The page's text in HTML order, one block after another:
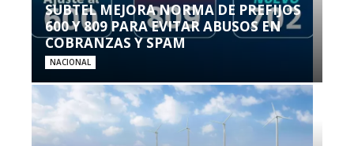
SUBTEL MEJORA NORMA DE PREFIJOS
600 Y 809 PARA EVITAR ABUSOS EN
COBRANZAS Y SPAM
NACIONAL